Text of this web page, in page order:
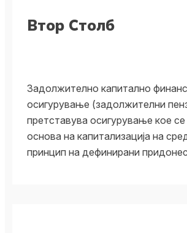
Дознај повеќе
Дознај повеќе
Втор Столб
Задолжително капитално
осигyрување (задолжителни
претставува осигурување кое
основа на капитализација на
принцип на дефинирани